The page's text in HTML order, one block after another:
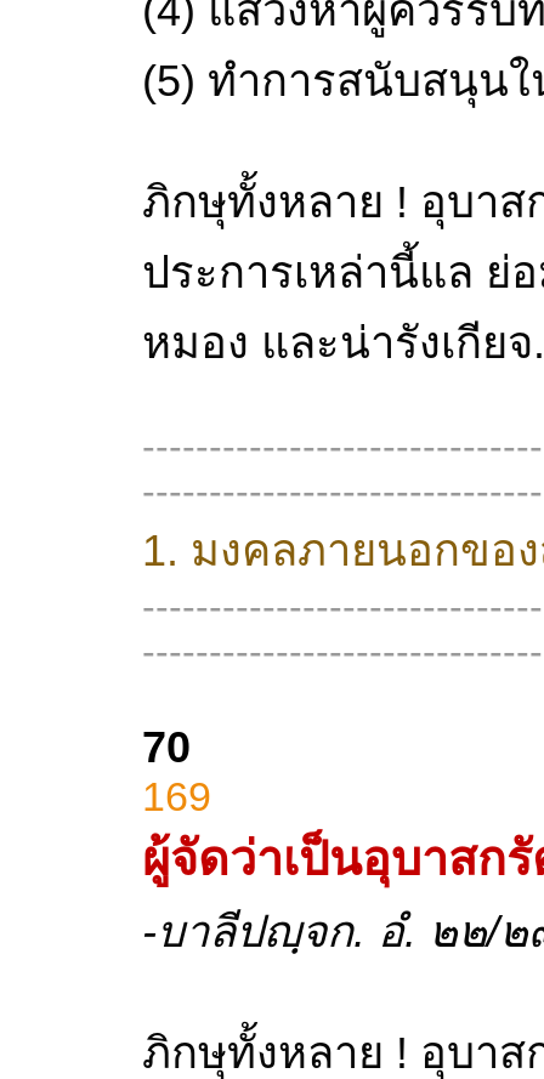
(4) แสวงหาผู้ควรรั
(5) ทำการสนับสนุน
ภิกษุทั้งหลาย ! อุบา
ประการเหล่านี้แล ย่
หมอง และน่ารังเกียจ.
1. มงคลภายนอกข
--
70
169
ผู้จัดว่าเป็นอุบาสก
-บาลีปญฺจก. อํ. ๒๒/
ภิกษุทั้งหลาย ! อุบาส